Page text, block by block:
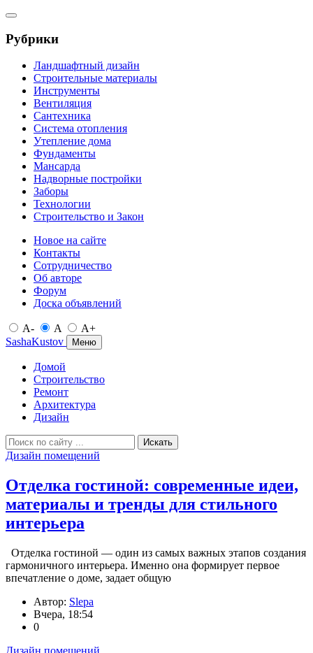
Рубрики
Ландшафтный дизайн
Строительные материалы
Инструменты
Вентиляция
Сантехника
Система отопления
Утепление дома
Фундаменты
Мансарда
Надворные постройки
Заборы
Технологии
Строительство и Закон
Новое на сайте
Контакты
Сотрудничество
Об авторе
Форум
Доска объявлений
A- A
A+
SashaKustov
Меню
Домой
Строительство
Ремонт
Архитектура
Дизайн
Искать
Дизайн помещений
Отделка гостиной: современные идеи,
материалы и тренды для стильного
интерьера
Отделка гостиной — один из самых важных этапов создания
гармоничного интерьера. Именно она формирует первое
впечатление о доме, задает общую
Автор: Slepa
Вчера, 18:54
0